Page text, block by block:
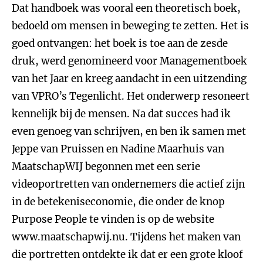
Dat handboek was vooral een theoretisch boek,
bedoeld om mensen in beweging te zetten. Het is
goed ontvangen: het boek is toe aan de zesde
druk, werd genomineerd voor Managementboek
van het Jaar en kreeg aandacht in een uitzending
van VPRO’s Tegenlicht. Het onderwerp resoneert
kennelijk bij de mensen. Na dat succes had ik
even genoeg van schrijven, en ben ik samen met
Jeppe van Pruissen en Nadine Maarhuis van
MaatschapWIJ begonnen met een serie
videoportretten van ondernemers die actief zijn
in de betekeniseconomie, die onder de knop
Purpose People te vinden is op de website
www.maatschapwij.nu. Tijdens het maken van
die portretten ontdekte ik dat er een grote kloof